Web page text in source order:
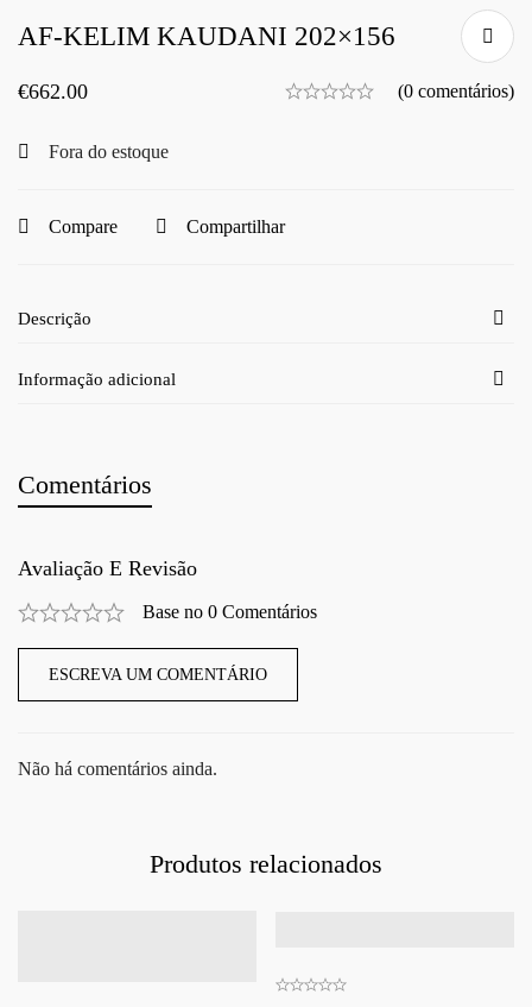
AF-KELIM KAUDANI 202×156
€662.00 (0 comentários)
Fora do estoque
Compare Compartilhar
Descrição
Informação adicional
Comentários
Avaliação E Revisão
Base no 0 Comentários
ESCREVA UM COMENTÁRIO
Não há comentários ainda.
Produtos relacionados